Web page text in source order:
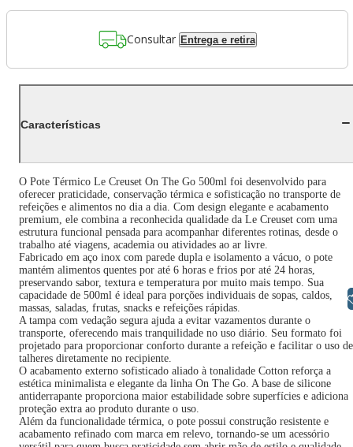
Consultar Entrega e retira
Características
O Pote Térmico Le Creuset On The Go 500ml foi desenvolvido para
oferecer praticidade, conservação térmica e sofisticação no transporte de
refeições e alimentos no dia a dia. Com design elegante e acabamento
premium, ele combina a reconhecida qualidade da Le Creuset com uma
estrutura funcional pensada para acompanhar diferentes rotinas, desde o
trabalho até viagens, academia ou atividades ao ar livre.
Fabricado em aço inox com parede dupla e isolamento a vácuo, o pote
mantém alimentos quentes por até 6 horas e frios por até 24 horas,
preservando sabor, textura e temperatura por muito mais tempo. Sua
capacidade de 500ml é ideal para porções individuais de sopas, caldos,
massas, saladas, frutas, snacks e refeições rápidas.
A tampa com vedação segura ajuda a evitar vazamentos durante o
transporte, oferecendo mais tranquilidade no uso diário. Seu formato foi
projetado para proporcionar conforto durante a refeição e facilitar o uso de
talheres diretamente no recipiente.
O acabamento externo sofisticado aliado à tonalidade Cotton reforça a
estética minimalista e elegante da linha On The Go. A base de silicone
antiderrapante proporciona maior estabilidade sobre superfícies e adiciona
proteção extra ao produto durante o uso.
Além da funcionalidade térmica, o pote possui construção resistente e
acabamento refinado com marca em relevo, tornando-se um acessório
Libras